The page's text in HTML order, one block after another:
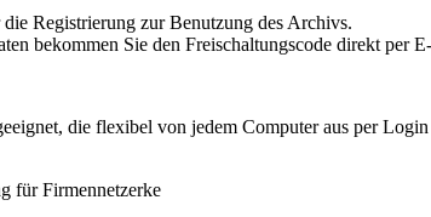
Registrierung zur Benutzung des Archivs.
bekommen Sie den Freischaltungscode direkt per
die flexibel von jedem Computer aus per
für Firmennetzerke